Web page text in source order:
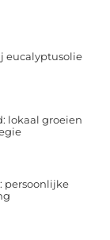
eucalyptusolie
lokaal groeien
persoonlijke